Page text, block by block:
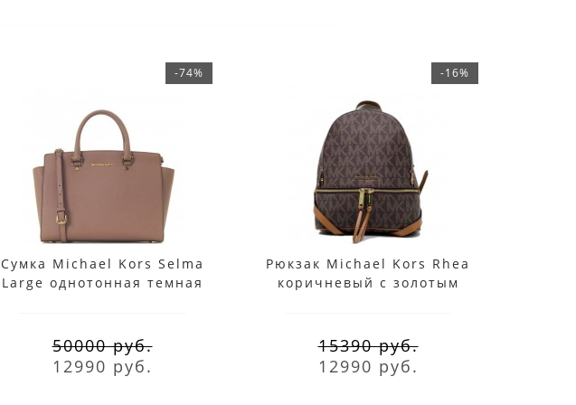
-74%
Сумка Michael Kors Selma
Large однотонная темная
50000 руб.
12990 руб.
-16%
Рюкзак Michael Kors Rhea
коричневый с золотым
15390 руб.
12990 руб.